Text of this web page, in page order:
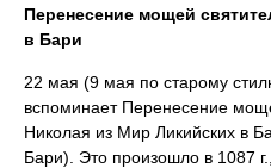
Перенесение мощей
в Бари
22 мая (9 мая по старому
вспоминает Перенесение
Николая из Мир Ликийских в
Бари). Это произошло в 1087